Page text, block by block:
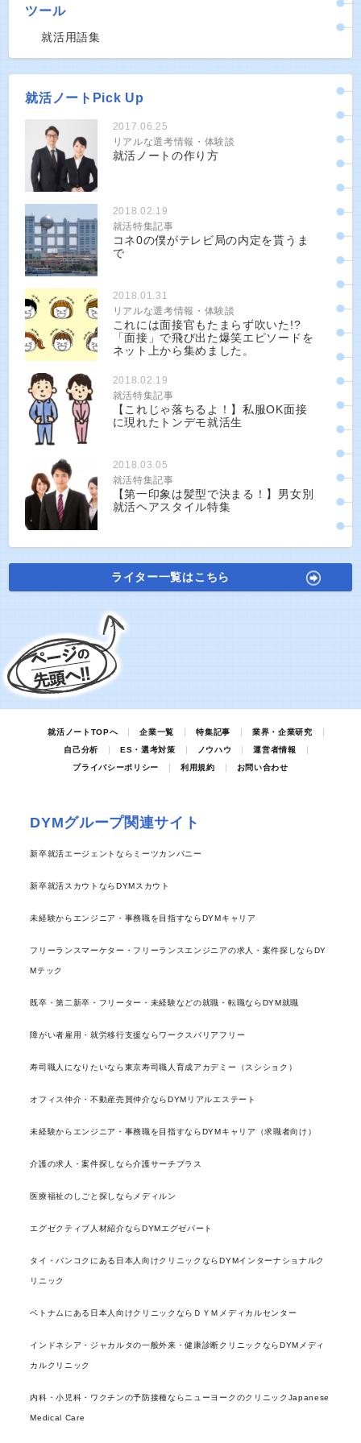
ツール
就活用語集
就活ノートPick Up
2017.06.25
リアルな選考情報・体験談
就活ノートの作り方
2018.02.19
就活特集記事
コネ0の僕がテレビ局の内定を貰うま
で
2018.01.31
リアルな選考情報・体験談
これには面接官もたまらず吹いた!?
「面接」で飛び出た爆笑エピソードを
ネット上から集めました。
2018.02.19
就活特集記事
【これじゃ落ちるよ！】私服OK面接
に現れたトンデモ就活生
2018.03.05
就活特集記事
【第一印象は髪型で決まる！】男女別
就活ヘアスタイル特集
ライター一覧はこちら
就活ノートTOPへ 企業一覧 特集記事
業界・企業研究
自己分析
ES・選考対策 ノウハウ
運営者情報
プライバシーポリシー
利用規約 お問い合わせ
DYMグループ関連サイト
新卒就活エージェントならミーツカンパニー
新卒就活スカウトならDYMスカウト
未経験からエンジニア・事務職を目指すならDYMキャリア
フリーランスマーケター・フリーランスエンジニアの求人・案件探しならDY
Mテック
既卒・第二新卒・フリーター・未経験などの就職・転職ならDYM就職
障がい者雇用・就労移行支援ならワークスバリアフリー
寿司職人になりたいなら東京寿司職人育成アカデミー（スシショク）
オフィス仲介・不動産売買仲介ならDYMリアルエステート
未経験からエンジニア・事務職を目指すならDYMキャリア（求職者向け）
介護の求人・案件探しなら介護サーチプラス
医療福祉のしごと探しならメディルン
エグゼクティブ人材紹介ならDYMエグゼパート
タイ・バンコクにある日本人向けクリニックならDYMインターナショナルク
リニック
ベトナムにある日本人向けクリニックならＤＹＭメディカルセンター
インドネシア・ジャカルタの一般外来・健康診断クリニックならDYMメディ
カルクリニック
内科・小児科・ワクチンの予防接種ならニューヨークのクリニックJapanese
Medical Care